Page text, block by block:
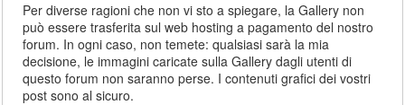
Per diverse ragioni che non vi sto a spiegare, la Gallery non
può essere trasferita sul web hosting a pagamento del nostro
forum. In ogni caso, non temete: qualsiasi sarà la mia
decisione, le immagini caricate sulla Gallery dagli utenti di
questo forum non saranno perse. I contenuti grafici dei vostri
post sono al sicuro.